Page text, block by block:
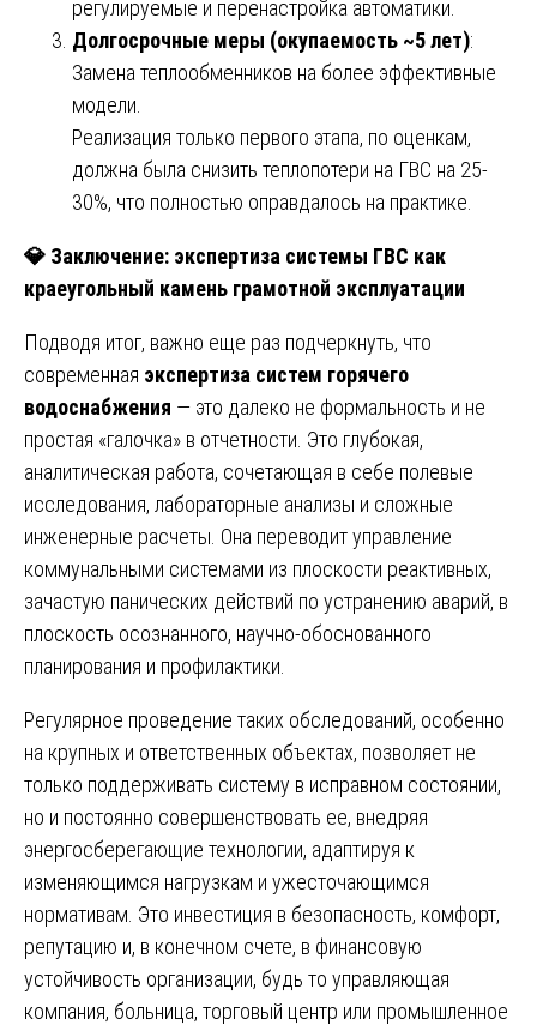
регулируемые и перенастройка автоматики.
Долгосрочные меры (окупаемость ~5 лет):
Замена теплообменников на более эффективные
модели.
Реализация только первого этапа, по оценкам,
должна была снизить теплопотери на ГВС на 25-
30%, что полностью оправдалось на практике.
💎 Заключение: экспертиза системы ГВС как
краеугольный камень грамотной эксплуатации
Подводя итог, важно еще раз подчеркнуть, что
современная экспертиза систем горячего
водоснабжения — это далеко не формальность и не
простая «галочка» в отчетности. Это глубокая,
аналитическая работа, сочетающая в себе полевые
исследования, лабораторные анализы и сложные
инженерные расчеты. Она переводит управление
коммунальными системами из плоскости реактивных,
зачастую панических действий по устранению аварий, в
плоскость осознанного, научно-обоснованного
планирования и профилактики.
Регулярное проведение таких обследований, особенно
на крупных и ответственных объектах, позволяет не
только поддерживать систему в исправном состоянии,
но и постоянно совершенствовать ее, внедряя
энергосберегающие технологии, адаптируя к
изменяющимся нагрузкам и ужесточающимся
нормативам. Это инвестиция в безопасность, комфорт,
репутацию и, в конечном счете, в финансовую
устойчивость организации, будь то управляющая
компания, больница, торговый центр или промышленное